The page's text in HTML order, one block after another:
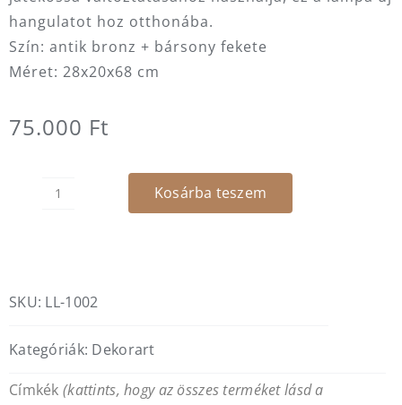
hangulatot hoz otthonába.
Szín: antik bronz + bársony fekete
Méret: 28x20x68 cm
75.000 Ft
Zsiráf
Kosárba teszem
SKU: LL-1002
Kategóriák: Dekorart
Címkék (kattints, hogy az összes terméket lásd a